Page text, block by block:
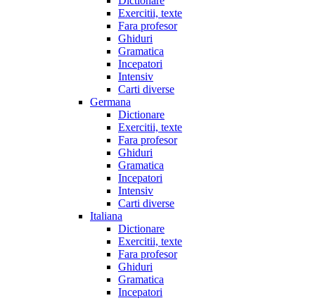
Exercitii, texte
Fara profesor
Ghiduri
Gramatica
Incepatori
Intensiv
Carti diverse
Germana
Dictionare
Exercitii, texte
Fara profesor
Ghiduri
Gramatica
Incepatori
Intensiv
Carti diverse
Italiana
Dictionare
Exercitii, texte
Fara profesor
Ghiduri
Gramatica
Incepatori